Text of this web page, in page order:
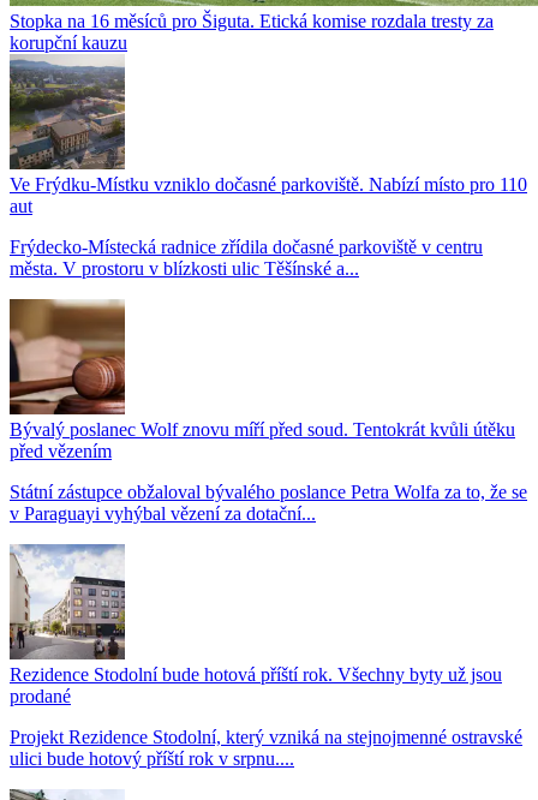
Stopka na 16 měsíců pro Šiguta. Etická komise rozdala tresty za
korupční kauzu
Ve Frýdku-Místku vzniklo dočasné parkoviště. Nabízí místo pro 110
aut
Frýdecko-Místecká radnice zřídila dočasné parkoviště v centru
města. V prostoru v blízkosti ulic Těšínské a...
Bývalý poslanec Wolf znovu míří před soud. Tentokrát kvůli útěku
před vězením
Státní zástupce obžaloval bývalého poslance Petra Wolfa za to, že se
v Paraguayi vyhýbal vězení za dotační...
Rezidence Stodolní bude hotová příští rok. Všechny byty už jsou
prodané
Projekt Rezidence Stodolní, který vzniká na stejnojmenné ostravské
ulici bude hotový příští rok v srpnu....